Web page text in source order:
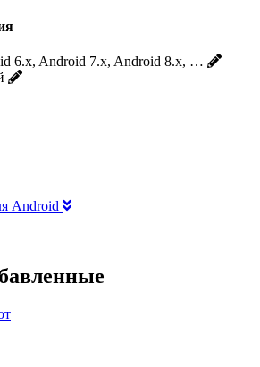
6.x, Android 7.x, Android 8.x, …
Android